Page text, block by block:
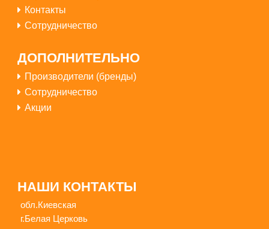
Контакты
Сотрудничество
ДОПОЛНИТЕЛЬНО
Производители (бренды)
Сотрудничество
Акции
НАШИ КОНТАКТЫ
обл.Киевская
г.Белая Церковь